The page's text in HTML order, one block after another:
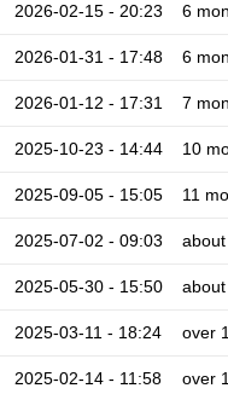
2026-02-15 - 20:23 6
2026-01-31 - 17:48 6
2026-01-12 - 17:31 7
2025-10-23 - 14:44 10
2025-09-05 - 15:05 11
2025-07-02 - 09:03
2025-05-30 - 15:50
2025-03-11 - 18:24 over
2025-02-14 - 11:58 over